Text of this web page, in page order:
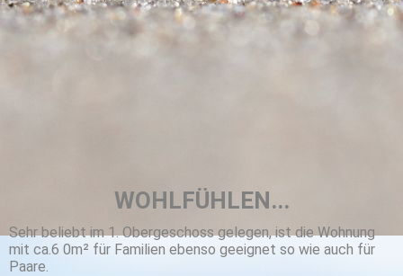
WOHLFÜHLEN...
Sehr beliebt im 1. Obergeschoss gelegen, ist die Wohnung
mit ca.6 0m² für Familien ebenso geeignet so wie auch für
Paare.